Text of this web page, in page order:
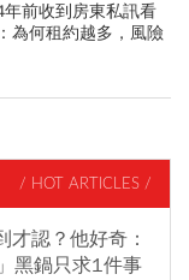
前收到房東私訊看
為何租約越多，風險
/ HOT ARTICLES /
認？他好奇：
黑鍋只求1件事